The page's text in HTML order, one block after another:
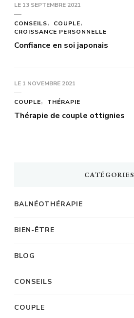
LE 13 SEPTEMBRE 2021
CONSEILS
COUPLE
CROISSANCE PERSONNELLE
Confiance en soi japonais
LE 1 NOVEMBRE 2021
COUPLE THÉRAPIE
Thérapie de couple ottignies
CATÉGORIES
BALNÉOTHÉRAPIE
BIEN-ÊTRE
BLOG
CONSEILS
COUPLE